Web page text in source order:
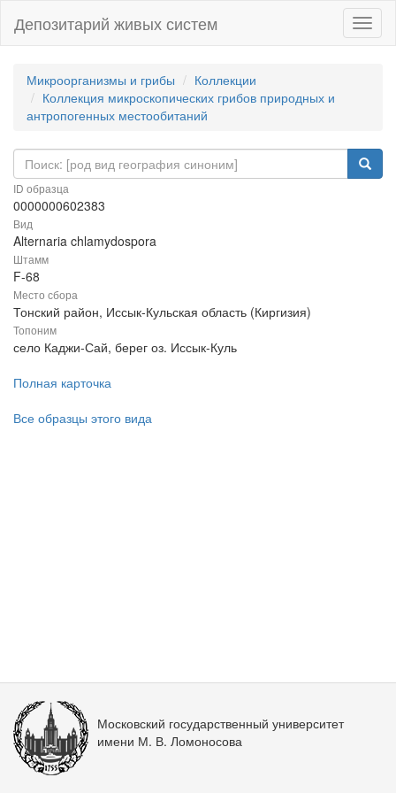
Депозитарий живых систем
Микроорганизмы и грибы
Коллекции
Коллекция микроскопических грибов природных и
антропогенных местообитаний
ID образца
0000000602383
Вид
Alternaria chlamydospora
Штамм
F-68
Место сбора
Тонский район, Иссык-Кульская область (Киргизия)
Топоним
село Каджи-Сай, берег оз. Иссык-Куль
Полная карточка
Все образцы этого вида
Московский государственный университет
имени М. В. Ломоносова